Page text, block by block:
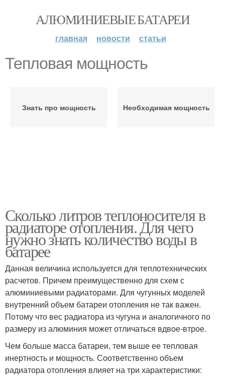
АЛЮМИНИЕВЫЕ БАТАРЕИ
главная новости статьи
Тепловая мощность
Знать про мощность Необходимая мощность
Сколько литров теплоносителя в
радиаторе отопления. Для чего
нужно знать количество воды в
батарее
Данная величина используется для теплотехнических
расчетов. Причем преимущественно для схем с
алюминиевыми радиаторами. Для чугунных моделей
внутренний объем батареи отопления не так важен.
Потому что вес радиатора из чугуна и аналогичного по
размеру из алюминия может отличаться вдвое-втрое.
Чем больше масса батареи, тем выше ее тепловая
инертность и мощность. Соответственно объем
радиатора отопления влияет на три характеристики: